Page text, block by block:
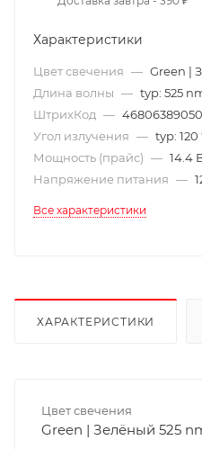
Характеристики
Цвет свечения — Green |
Длина волны — typ: 525
ШтрихКод —
Угол излучения — typ: 120
Мощность (прайс) — 14.4
Напряжение питания —
Все характеристики
ХАРАКТЕРИСТИКИ
Цвет свечения
Green | Зелёный 525